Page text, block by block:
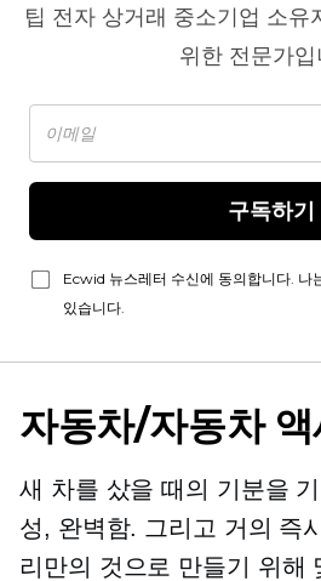
팁 전자 상거래 중소기업 소유
위한 전문가입
구독하기
Ecwid 뉴스레터 수신에 동의합니다. 나
있습니다.
자동차/자동차
새 차를 샀을 때의 기분을
성, 완벽함. 그리고 거의 즉
리만의 것으로 만들기 위해